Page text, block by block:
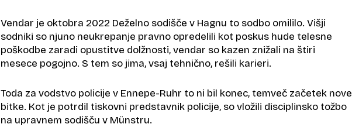
Vendar je oktobra 2022 Deželno sodišče v Hagnu to sodbo omililo. Višji
sodniki so njuno neukrepanje pravno opredelili kot poskus hude telesne
poškodbe zaradi opustitve dolžnosti, vendar so kazen znižali na štiri
mesece pogojno. S tem so jima, vsaj tehnično, rešili karieri.
Toda za vodstvo policije v Ennepe-Ruhr to ni bil konec, temveč začetek nove
bitke. Kot je potrdil tiskovni predstavnik policije, so vložili disciplinsko tožbo
na upravnem sodišču v Münstru.